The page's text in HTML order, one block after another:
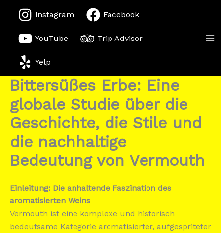
Inhalt
springen
Instagram Facebook
YouTube Trip Advisor
Yelp
Bittersüßes Erbe: Eine
globale Studie über die
Geschichte, die Stile und
die nachhaltige
Bedeutung von Vermouth
Einleitung: Die anhaltende Faszination des
aromatisierten Weins
Vermouth ist eine komplexe und historisch
bedeutsame Kategorie aromatisierter, aufgespriteter